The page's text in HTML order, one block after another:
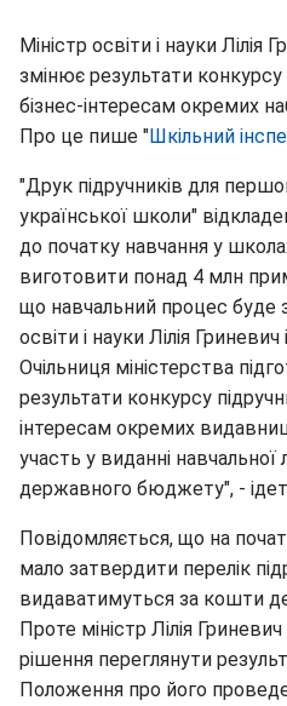
Міністр освіти і науки Лілія
змінює результати конкурсу
бізнес-інтересам окремих
Про це пише "Шкільний
"Друк підручників для
української школи"
до початку навчання у
виготовити понад 4 млн
що навчальний процес буде
освіти і науки Лілія
Очільниця міністерства
результати конкурсу
інтересам окремих
участь у виданні
державного бюджету", -
Повідомляється, що на
мало затвердити перелік
видаватимуться за кошти
Проте міністр Лілія
рішення переглянути
Положення про його